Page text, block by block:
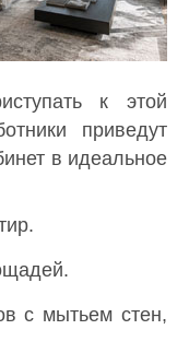
к этой
приведут
в идеальное
с мытьем стен,